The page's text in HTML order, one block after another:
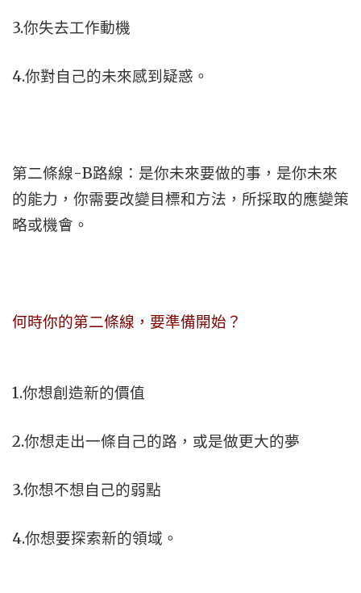
3.你失去工作動機
4.你對自己的未來感到疑惑。
第二條線-B路線：是你未來要做的事，是你未來
的能力，你需要改變目標和方法，所採取的應變策
略或機會。
何時你的第二條線，要準備開始？
1.你想創造新的價值
2.你想走出一條自己的路，或是做更大的夢
3.你想不想自己的弱點
4.你想要探索新的領域。